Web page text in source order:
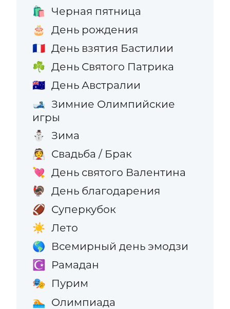
🛍️ Черная пятница
🎂 День рождения
🇫🇷 День взятия Бастилии
☘️ День Святого Патрика
🇦🇺 День Австралии
🎿 Зимние Олимпийские
игры
⛄ Зима
👰 Свадьба / Брак
💘 День святого Валентина
🦃 День благодарения
🏈 Суперкубок
☀️ Лето
🌎 Всемирный день эмодзи
☪️ Рамадан
🎭 Пурим
🏊 Олимпиада